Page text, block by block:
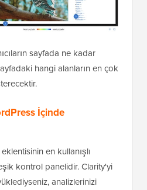
sayfada ne kadar
hangi alanların en çok
İçinde
en kullanışlı
kontrol panelidir. Clarity'yi
analizlerinizi